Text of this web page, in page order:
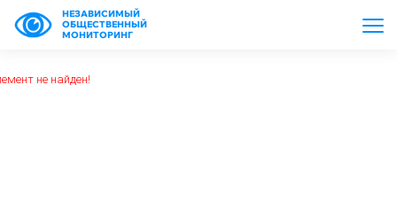
НЕЗАВИСИМЫЙ
ОБЩЕСТВЕННЫЙ
МОНИТОРИНГ
не найден!